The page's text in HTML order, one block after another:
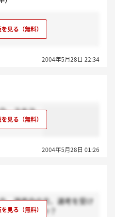
ですが、何が悪かったのか
説明会には40分遅刻した
2004年5月28日 22:34
、スキヨ。
2004年5月28日 01:26
、選考中の方、選考を受け
しゃいますか？